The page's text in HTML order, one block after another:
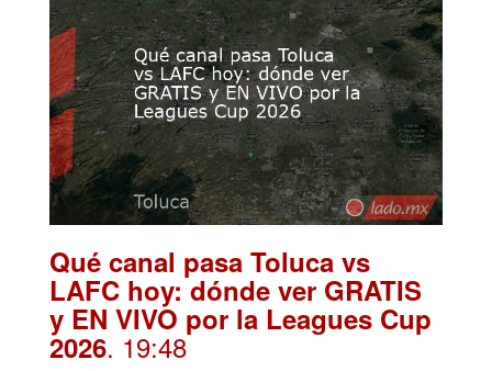
Qué canal pasa Toluca vs
LAFC hoy: dónde ver GRATIS
y EN VIVO por la Leagues Cup
2026. 19:48